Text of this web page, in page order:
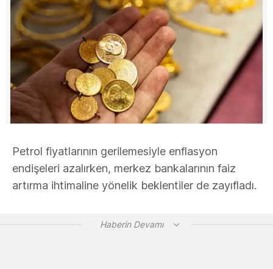
Petrol fiyatlarının gerilemesiyle enflasyon
endişeleri azalırken, merkez bankalarının faiz
artırma ihtimaline yönelik beklentiler de zayıfladı.
Haberin Devamı